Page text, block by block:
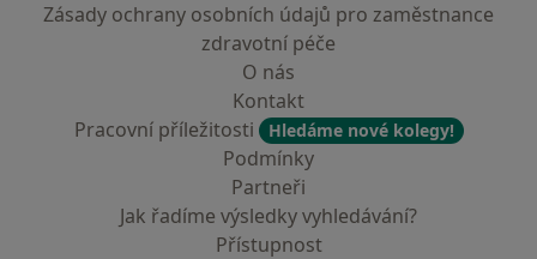
Zásady ochrany osobních údajů pro zaměstnance
zdravotní péče
O nás
Kontakt
Pracovní příležitosti
Hledáme nové kolegy!
Podmínky
Partneři
Jak řadíme výsledky vyhledávání?
Přístupnost